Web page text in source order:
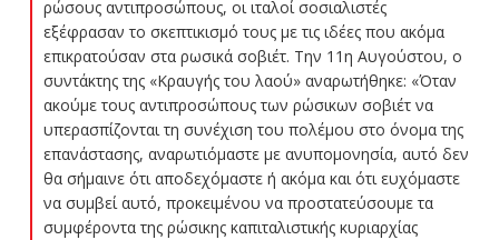
ρώσους αντιπροσώπους, οι ιταλοί σοσιαλιστές
εξέφρασαν το σκεπτικισμό τους με τις ιδέες που ακόμα
επικρατούσαν στα ρωσικά σοβιέτ. Την 11η Αυγούστου, ο
συντάκτης της «Κραυγής του λαού» αναρωτήθηκε: «Όταν
ακούμε τους αντιπροσώπους των ρώσικων σοβιέτ να
υπερασπίζονται τη συνέχιση του πολέμου στο όνομα της
επανάστασης, αναρωτιόμαστε με ανυπομονησία, αυτό δεν
θα σήμαινε ότι αποδεχόμαστε ή ακόμα και ότι ευχόμαστε
να συμβεί αυτό, προκειμένου να προστατεύσουμε τα
συμφέροντα της ρώσικης καπιταλιστικής κυριαρχίας